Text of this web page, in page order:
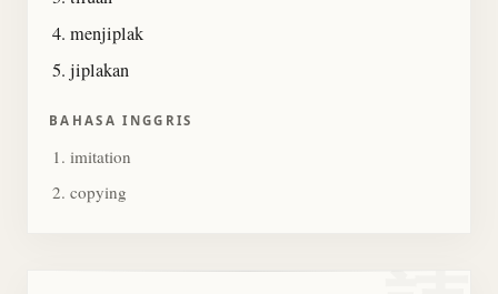
menjiplak
jiplakan
BAHASA INGGRIS
imitation
copying